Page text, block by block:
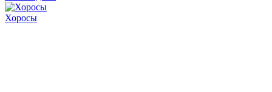
Хоросы